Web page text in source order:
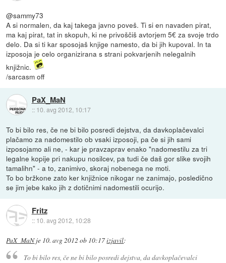
@sammy73
A si normalen, da kaj takega javno poveš. Ti si en navaden pirat,
ma kaj pirat, tat in skopuh, ki ne privoščiš avtorjem 5€ za svoje trdo
delo. Da si ti kar sposojaš knjige namesto, da bi jih kupoval. In ta
izposoja je celo organizirana s strani pokvarjenih nelegalnih
knjižnic.
/sarcasm off
PaX_MaN
:: 10. avg 2012, 10:17
To bi bilo res, če ne bi bilo posredi dejstva, da davkoplačevalci
plačamo za nadomestilo ob vsaki izposoji, pa če si jih sami
izposojamo ali ne, - kar je pravzaprav enako "nadomestilu za tri
legalne kopije pri nakupu nosilcev, pa tudi če daš gor slike svojih
tamalihn" - a to, zanimivo, skoraj nobenega ne moti.
To bo bržkone zato ker knjižnice nikogar ne zanimajo, posledično
se jim jebe kako jih z dotičnimi nadomestili ocurijo.
Fritz
:: 10. avg 2012, 10:28
PaX_MaNje 10. avg 2012 ob 10:17izjavil:
To bi bilo res, če ne bi bilo posredi dejstva, da davkoplačevalci